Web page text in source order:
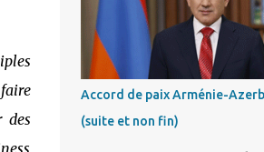
des
C'est hélas fort peu probable ;
Littérature ne sont pas ses
plus d'ailleurs que les
tandem turco-azéri. Faisant fi
précède la chute de l'URSS, il est
exclusivement intéressé par ce
Accord de paix Arménie-
(suite et non fin)